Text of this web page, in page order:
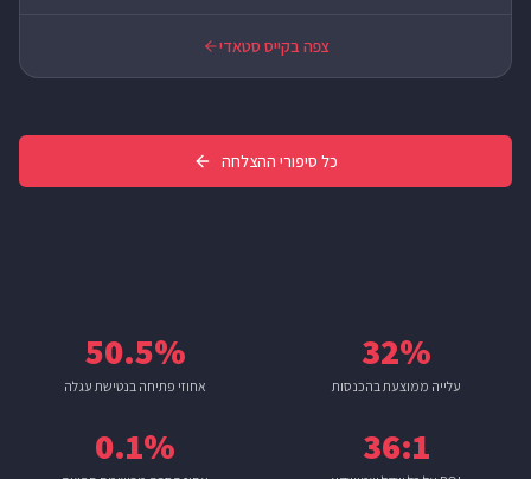
צפה בקייס סטאדי
כל סיפורי ההצלחה
32%
עלייה ממוצעת בהכנסות
50.5%
אחוזי פתיחה בנטישת עגלה
36:1
0.1%